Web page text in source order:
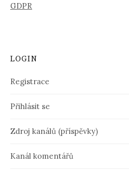
GDPR
LOGIN
Registrace
Přihlásit se
Zdroj kanálů (příspěvky)
Kanál komentářů